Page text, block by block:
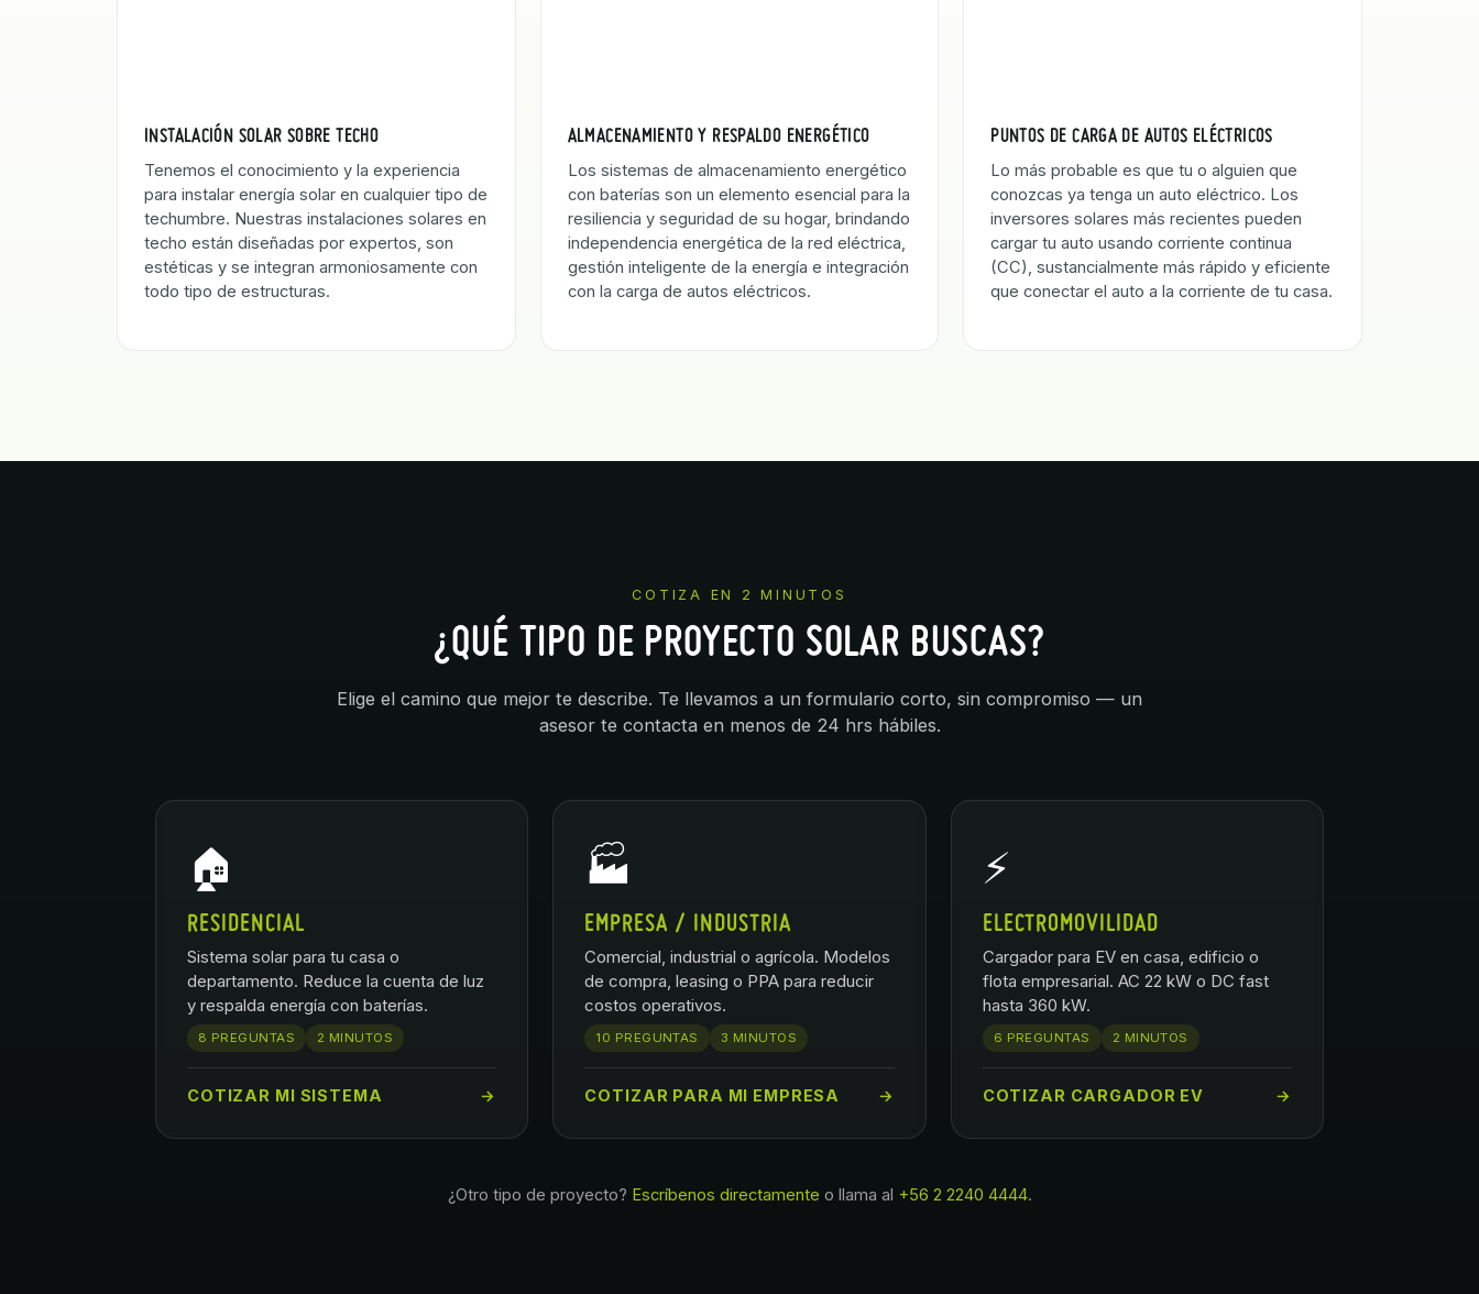
INSTALACIÓN SOLAR SOBRE TECHO
Tenemos el conocimiento y la experiencia
para instalar energía solar en cualquier tipo de
techumbre. Nuestras instalaciones solares en
techo están diseñadas por expertos, son
estéticas y se integran armoniosamente con
todo tipo de estructuras.
ALMACENAMIENTO Y RESPALDO ENERGÉTICO
Los sistemas de almacenamiento energético
con baterías son un elemento esencial para la
resiliencia y seguridad de su hogar, brindando
independencia energética de la red eléctrica,
gestión inteligente de la energía e integración
con la carga de autos eléctricos.
PUNTOS DE CARGA DE AUTOS ELÉCTRICOS
Lo más probable es que tu o alguien que
conozcas ya tenga un auto eléctrico. Los
inversores solares más recientes pueden
cargar tu auto usando corriente continua
(CC), sustancialmente más rápido y eficiente
que conectar el auto a la corriente de tu casa.
COTIZA EN 2 MINUTOS
¿QUÉ TIPO DE PROYECTO SOLAR BUSCAS?
Elige el camino que mejor te describe. Te llevamos a un formulario corto, sin compromiso — un
asesor te contacta en menos de 24 hrs hábiles.
🏠
RESIDENCIAL
Sistema solar para tu casa o
departamento. Reduce la cuenta de luz
y respalda energía con baterías.
8 PREGUNTAS 2 MINUTOS
COTIZAR MI SISTEMA →
🏭
EMPRESA / INDUSTRIA
Comercial, industrial o agrícola. Modelos
de compra, leasing o PPA para reducir
costos operativos.
10 PREGUNTAS 3 MINUTOS
COTIZAR PARA MI EMPRESA →
⚡
ELECTROMOVILIDAD
Cargador para EV en casa, edificio o
flota empresarial. AC 22 kW o DC fast
hasta 360 kW.
6 PREGUNTAS 2 MINUTOS
COTIZAR CARGADOR EV →
¿Otro tipo de proyecto? Escríbenos directamente o llama al +56 2 2240 4444.